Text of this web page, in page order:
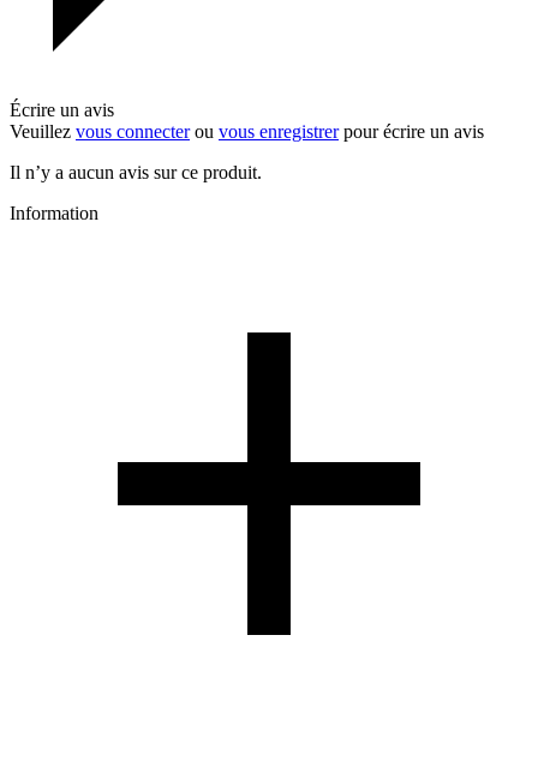
Écrire un avis
Veuillez vous connecterou vous enregistrerpour écrire un avis
Il n’y a aucun avis sur ce produit.
Information